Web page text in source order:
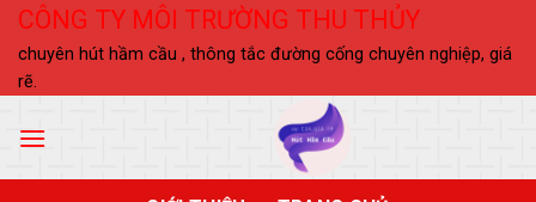
Skip
content
CÔNG TY MÔI TRƯỜNG THU THỦY
chuyên hút hầm cầu , thông tắc đường cống chuyên nghiệp, giá
rẽ.